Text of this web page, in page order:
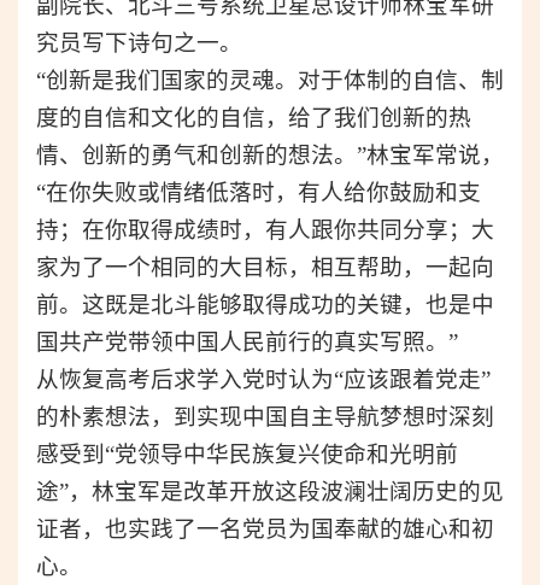
副院长、北斗三号系统卫星总设计师林宝军研
究员写下诗句之一。
“创新是我们国家的灵魂。对于体制的自信、制
度的自信和文化的自信，给了我们创新的热
情、创新的勇气和创新的想法。”林宝军常说，
“在你失败或情绪低落时，有人给你鼓励和支
持；在你取得成绩时，有人跟你共同分享；大
家为了一个相同的大目标，相互帮助，一起向
前。这既是北斗能够取得成功的关键，也是中
国共产党带领中国人民前行的真实写照。”
从恢复高考后求学入党时认为“应该跟着党走”
的朴素想法，到实现中国自主导航梦想时深刻
感受到“党领导中华民族复兴使命和光明前
途”，林宝军是改革开放这段波澜壮阔历史的见
证者，也实践了一名党员为国奉献的雄心和初
心。